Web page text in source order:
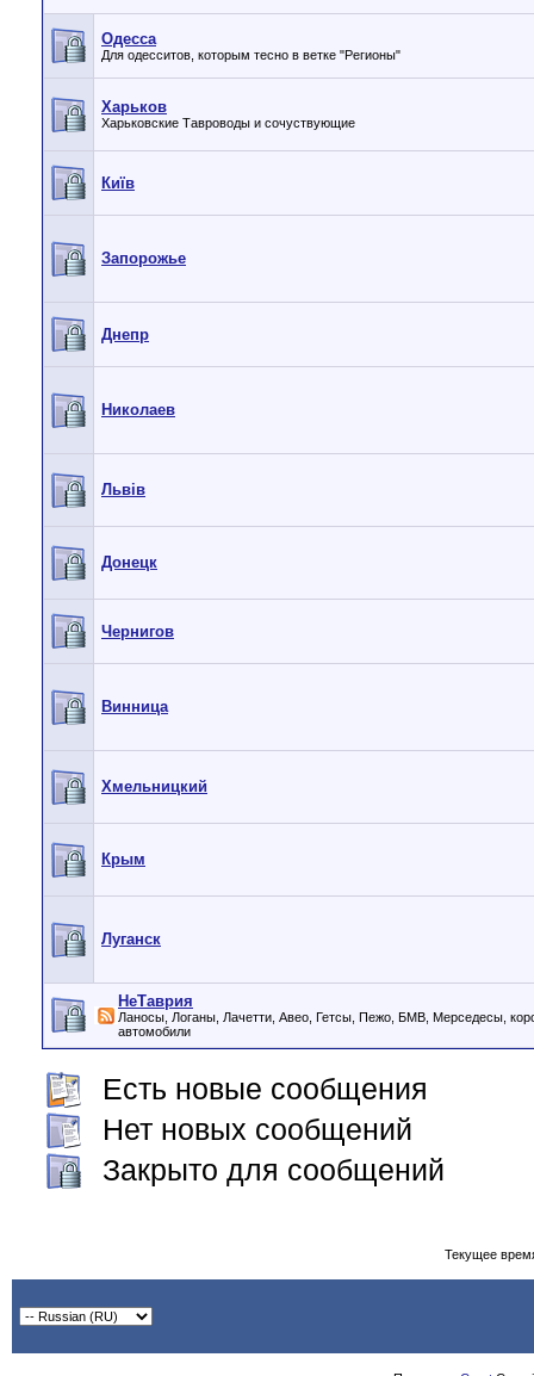
Одесса
Для одесситов, которым тесно в ветке "Регионы"
Харьков
Харьковские Тавроводы и сочуствующие
Київ
Запорожье
Днепр
Николаев
Львiв
Донецк
Чернигов
Винница
Хмельницкий
Крым
Луганск
НеТаврия
Ланосы, Логаны, Лачетти, Авео, Гетсы, Пежо, БМВ, Мерседесы,
автомобили
Есть новые сообщения
Нет новых сообщений
Закрыто для сообщений
Текущее